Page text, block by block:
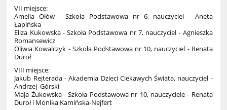
VII miejsce:
Amelia Ołów - Szkoła Podstawowa nr 6, nauczyciel - Aneta
Łapińska
Eliza Kukowska - Szkoła Podstawowa nr 7, nauczyciel - Agnieszka
Romansewicz
Oliwia Kowalczyk - Szkoła Podstawowa nr 10, nauczyciel - Renata
Duroł
VIII miejsce:
Jakub Rejterada - Akademia Dzieci Ciekawych Świata, nauczyciel -
Andrzej Górski
Maja Żukowska - Szkoła Podstawowa nr 10, nauczyciele - Renata
Duroł i Monika Kamińska-Nejfert